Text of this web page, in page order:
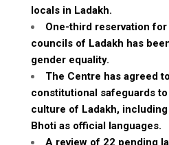
locals in Ladakh.
One-third reservation
councils of Ladakh has
gender equality.
The Centre has agreed
constitutional safeguards
culture of Ladakh,
Bhoti as official languages.
A review of 22 pending